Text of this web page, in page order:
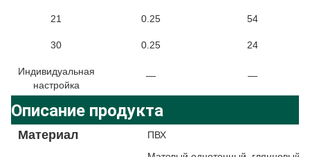
21 0.25 54
30 0.25 24
Индивидуальная
настройка
— —
Описание продукта
Материал ПВХ